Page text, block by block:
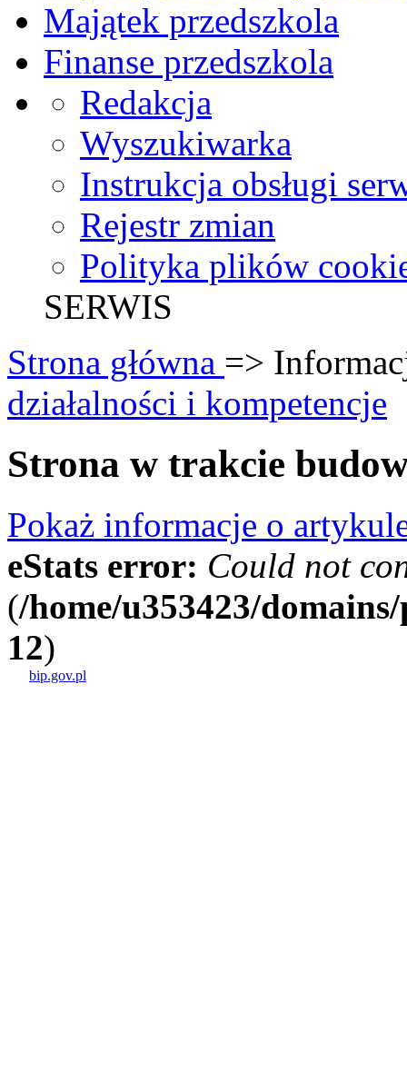
Majątek przedszkola
Finanse przedszkola
Redakcja
Wyszukiwarka
Instrukcja obsługi
Rejestr zmian
Polityka plików
SERWIS
Strona główna =>
działalności i kompetencje
Strona w trakcie
Pokaż informacje o
eStats error: Could not
(/home/u353423/
12)
bip.gov.pl